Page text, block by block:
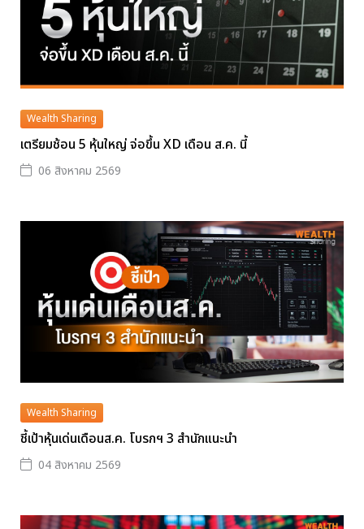
Wealth Sharing
เตรียมช้อน 5 หุ้นใหญ่ จ่อขึ้น XD เดือน ส.ค. นี้
06 สิงหาคม 2569
Wealth Sharing
ชี้เป้าหุ้นเด่นเดือนส.ค. โบรกฯ 3 สำนักแนะนำ
04 สิงหาคม 2569